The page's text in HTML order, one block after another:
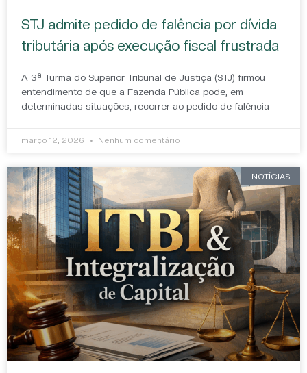
STJ admite pedido de falência por dívida
tributária após execução fiscal frustrada
A 3ª Turma do Superior Tribunal de Justiça (STJ) firmou
entendimento de que a Fazenda Pública pode, em
determinadas situações, recorrer ao pedido de falência
março 12, 2026 Nenhum comentário
NOTÍCIAS